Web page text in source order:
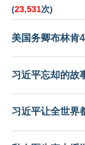
(23,531次)
美国务卿布林肯
习近平忘却的故
习近平让全世界